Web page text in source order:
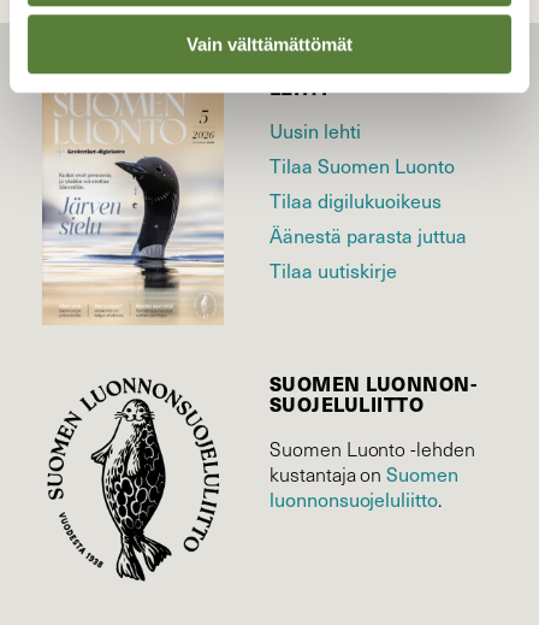
Vain välttämättömät
LEHTI
Uusin lehti
Tilaa Suomen Luonto
Tilaa digilukuoikeus
Äänestä parasta juttua
Tilaa uutiskirje
SUOMEN LUONNON­
SUOJELU­LIITTO
Suomen Luonto -lehden
kustantaja onSuomen
luonnonsuojelu­liitto.